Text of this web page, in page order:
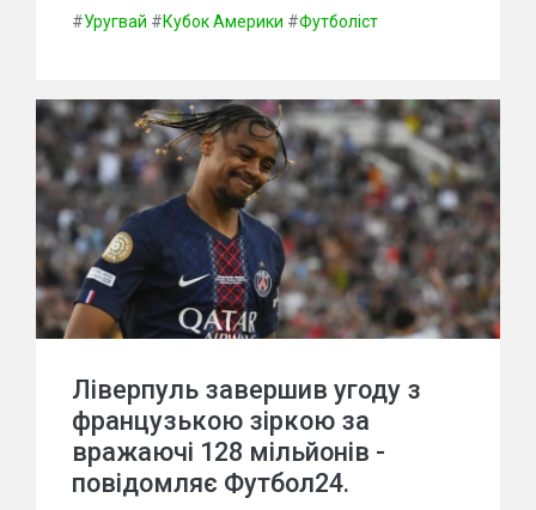
#Уругвай #Кубок Америки #Футболіст
Ліверпуль завершив угоду з
французькою зіркою за
вражаючі 128 мільйонів -
повідомляє Футбол24.